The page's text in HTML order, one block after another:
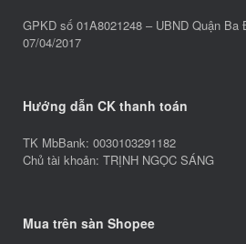
GPKD số 01A8021248 – UBND Quận Ba
07/04/2017
Hướng dẫn CK thanh toán
TK MbBank: 0030103291182
Chủ tài khoản: TRỊNH NGỌC SÁNG
Mua trên sàn Shopee